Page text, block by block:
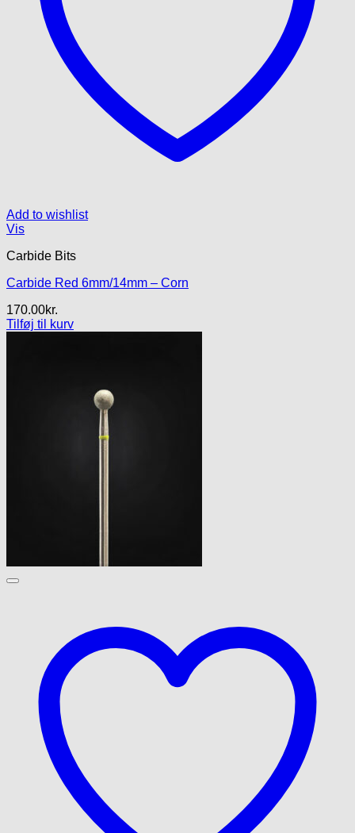
Add to wishlist
Vis
Carbide Bits
Carbide Red 6mm/14mm – Corn
170.00kr.
Tilføj til kurv